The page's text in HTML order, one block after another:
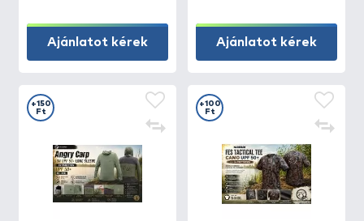
Ajánlatot kérek Ajánlatot kérek
+150
Ft
+100
Ft